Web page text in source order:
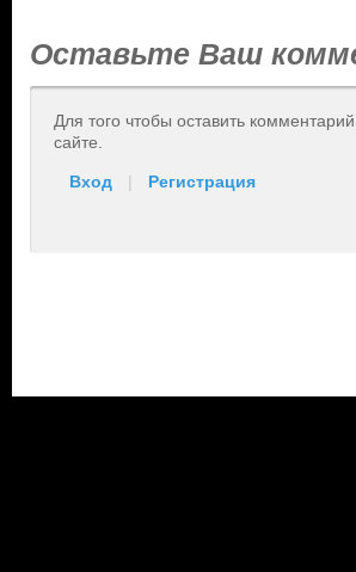
Оставьте Ваш
Для того чтобы оставить
сайте.
Вход | Регистрация